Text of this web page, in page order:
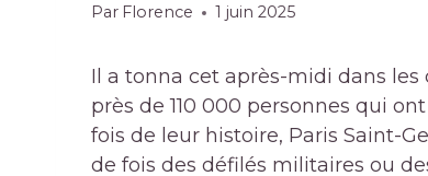
Par Florence 1 juin 2025
Il a tonna cet après-midi dans
près de 110 000 personnes qui
fois de leur histoire, Paris Saint-
de fois des défilés militaires ou